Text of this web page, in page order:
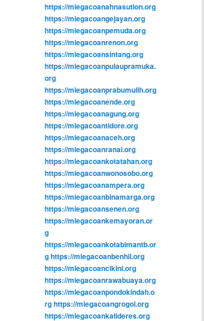
https://miegacoanahnasution.org
https://miegacoangejayan.org
https://miegacoanpemuda.org
https://miegacoanrenon.org
https://miegacoansintang.org
https://miegacoanpulaupramuka.
org
https://miegacoanprabumulih.org
https://miegacoanende.org
https://miegacoanagung.org
https://miegacoantidore.org
https://miegacoanaceh.org
https://miegacoanranai.org
https://miegacoankotatahan.org
https://miegacoanwonosobo.org
https://miegacoanampera.org
https://miegacoanbinamarga.org
https://miegacoansenen.org
https://miegacoankemayoran.or
g
https://miegacoankotabimantb.or
ghttps://miegacoanbenhil.org
https://miegacoancikini.org
https://miegacoanrawabuaya.org
https://miegacoanpondokindah.o
rghttps://miegacoangrogol.org
https://miegacoankalideres.org